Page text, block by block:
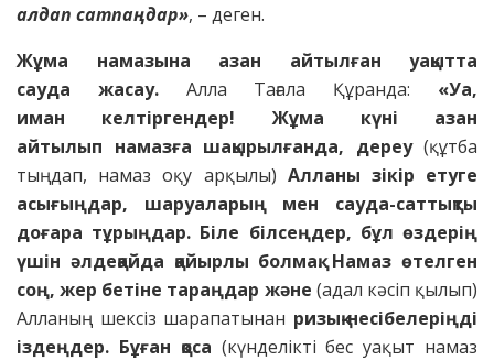
алдап сатпаңдар», – деген.
Жұма намазына азан айтылған уақытта
сауда жасау.Алла Тағала Құранда: «Уа,
иман келтіргендер! Жұма күні азан
айтылып намазға шақырылғанда, дереу (құтба
тыңдап, намаз оқу арқылы) Алланы зікір етуге
асығыңдар, шаруаларың мен сауда-саттықты
доғара тұрыңдар. Біле білсеңдер, бұл өздерің
үшін әлдеқайда қайырлы болмақ. Намаз өтелген
соң, жер бетіне тараңдар және (адал кәсіп қылып)
Алланың шексіз шарапатынан ризық-несібелеріңді
іздеңдер. Бұған қоса (күнделікті бес уақыт намаз